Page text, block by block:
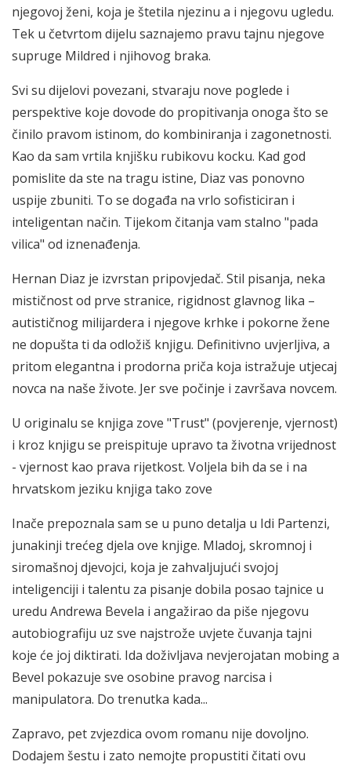
njegovoj ženi, koja je štetila njezinu a i njegovu ugledu.
Tek u četvrtom dijelu saznajemo pravu tajnu njegove
supruge Mildred i njihovog braka.
Svi su dijelovi povezani, stvaraju nove poglede i
perspektive koje dovode do propitivanja onoga što se
činilo pravom istinom, do kombiniranja i zagonetnosti.
Kao da sam vrtila knjišku rubikovu kocku. Kad god
pomislite da ste na tragu istine, Diaz vas ponovno
uspije zbuniti. To se događa na vrlo sofisticiran i
inteligentan način. Tijekom čitanja vam stalno "pada
vilica" od iznenađenja.
Hernan Diaz je izvrstan pripovjedač. Stil pisanja, neka
mističnost od prve stranice, rigidnost glavnog lika –
autističnog milijardera i njegove krhke i pokorne žene
ne dopušta ti da odložiš knjigu. Definitivno uvjerljiva, a
pritom elegantna i prodorna priča koja istražuje utjecaj
novca na naše živote. Jer sve počinje i završava novcem.
U originalu se knjiga zove "Trust" (povjerenje, vjernost)
i kroz knjigu se preispituje upravo ta životna vrijednost
- vjernost kao prava rijetkost. Voljela bih da se i na
hrvatskom jeziku knjiga tako zove
Inače prepoznala sam se u puno detalja u Idi Partenzi,
junakinji trećeg djela ove knjige. Mladoj, skromnoj i
siromašnoj djevojci, koja je zahvaljujući svojoj
inteligenciji i talentu za pisanje dobila posao tajnice u
uredu Andrewa Bevela i angažirao da piše njegovu
autobiografiju uz sve najstrože uvjete čuvanja tajni
koje će joj diktirati. Ida doživljava nevjerojatan mobing a
Bevel pokazuje sve osobine pravog narcisa i
manipulatora. Do trenutka kada...
Zapravo, pet zvjezdica ovom romanu nije dovoljno.
Dodajem šestu i zato nemojte propustiti čitati ovu